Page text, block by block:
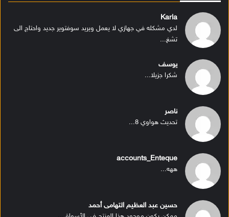
Karla
لدي مشكله في جهازي لا يعمل ويريد سوفتوير جديد واحتاج الى
تشغ...
يوسف
شكرا جزيلا...
ناصر
تحديث هواوي 8...
accounts_Enteque
ههه...
حسين عبد العظيم التهامى أحمد